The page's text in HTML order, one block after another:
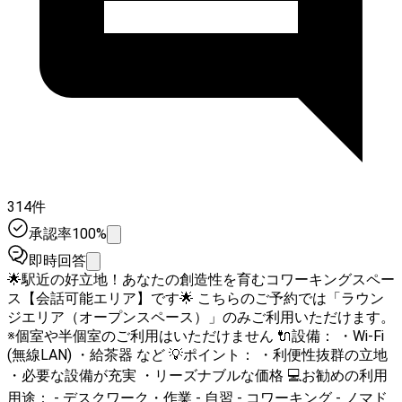
314件
承認率100%
即時回答
🌟駅近の好立地！あなたの創造性を育むコワーキングスペー
ス【会話可能エリア】です🌟 こちらのご予約では「ラウン
ジエリア（オープンスペース）」のみご利用いただけます。
※個室や半個室のご利用はいただけません 🔌設備： ・Wi-Fi
(無線LAN) ・給茶器 など 💡ポイント： ・利便性抜群の立地
・必要な設備が充実 ・リーズナブルな価格 💻お勧めの利用
用途： - デスクワーク・作業 - 自習 - コワーキング - ノマド